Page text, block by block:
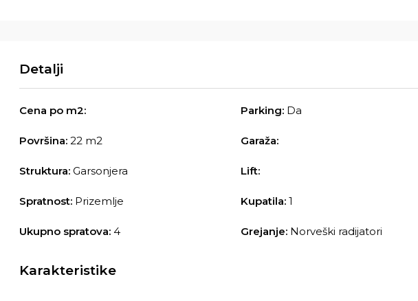
Detalji
Cena po m2:
Površina: 22 m2
Struktura: Garsonjera
Spratnost: Prizemlje
Ukupno spratova: 4
Parking: Da
Garaža:
Lift:
Kupatila: 1
Grejanje: Norveški radijatori
Karakteristike